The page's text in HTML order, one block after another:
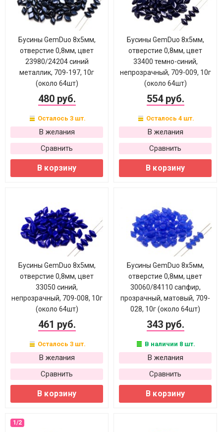
Бусины GemDuo 8х5мм,
отверстие 0,8мм, цвет
23980/24204 синий
металлик, 709-197, 10г
(около 64шт)
480 руб.
Осталось 3 шт.
В желания
Сравнить
В корзину
Бусины GemDuo 8х5мм,
отверстие 0,8мм, цвет
33400 темно-синий,
непрозрачный, 709-009, 10г
(около 64шт)
554 руб.
Осталось 4 шт.
В желания
Сравнить
В корзину
Бусины GemDuo 8х5мм,
отверстие 0,8мм, цвет
33050 синий,
непрозрачный, 709-008, 10г
(около 64шт)
461 руб.
Осталось 3 шт.
В желания
Сравнить
В корзину
Бусины GemDuo 8х5мм,
отверстие 0,8мм, цвет
30060/84110 сапфир,
прозрачный, матовый, 709-
028, 10г (около 64шт)
343 руб.
В наличии 8 шт.
В желания
Сравнить
В корзину